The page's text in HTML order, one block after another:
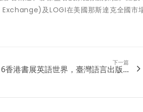
Exchange)及LOGI在美國那斯達克全國市
下一篇
香港書展英語世界，臺灣語言出版...